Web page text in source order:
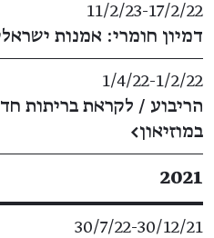
17/2/22
​-​
11/2/23
דמיון חומרי: אמנות
1/2/22
​-​
1/4/22
הריבוע / לקראת בריתות
במוזיאון←
2021
30/12/21
​-​
30/7/22